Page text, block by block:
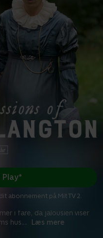
i fare, da jalousien viser
hus.... Læs mere
Play*
abonnement på Mit TV 2.